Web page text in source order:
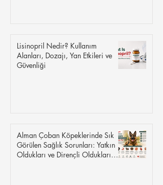
Lisinopril Nedir? Kullanım
Alanları, Dozajı, Yan Etkileri ve
Güvenliği
Alman Çoban Köpeklerinde Sık
Görülen Sağlık Sorunları: Yatkın
Oldukları ve Dirençli Oldukları